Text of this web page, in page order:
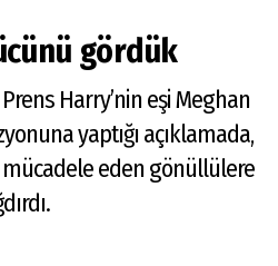
gördük
Harry’nin eşi Meghan
yaptığı açıklamada,
mücadele eden gönüllülere